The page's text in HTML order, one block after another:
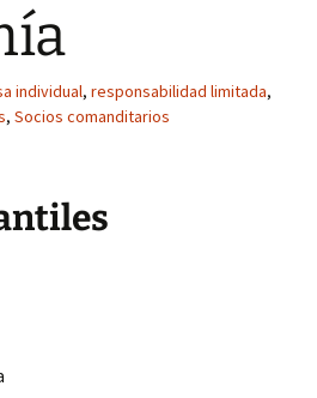
individual, responsabilidad limitada,
, Socios comanditarios